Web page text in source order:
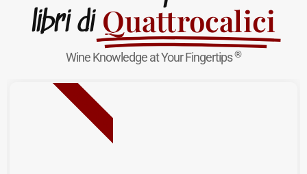
libri di Quattrocalici
Wine Knowledge at Your Fingertips®
NUOVA USCITA